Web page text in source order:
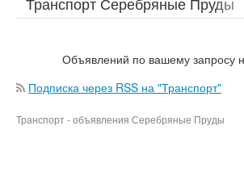
Объявлений по вашему запросу
Подписка через RSS на "Транспорт"
Транспорт - объявления Серебряные Пруды